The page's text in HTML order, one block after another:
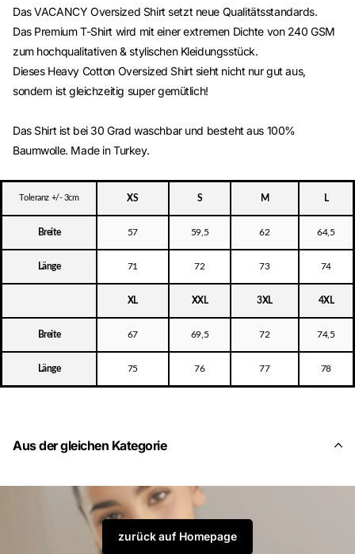
Das VACANCY Oversized Shirt setzt neue Qualitätsstandards.
Das Premium T-Shirt wird mit einer extremen Dichte von 240 GSM
zum hochqualitativen & stylischen Kleidungsstück.
Dieses Heavy Cotton Oversized Shirt sieht nicht nur gut aus,
sondern ist gleichzeitig super gemütlich!
Das Shirt ist bei 30 Grad waschbar und besteht aus 100%
Baumwolle. Made in Turkey.
Toleranz +/- 3cm XS S M L
Breite 57 59,5 62 64,5
Länge 71 72 73 74
XL XXL 3XL 4XL
Breite 67 69,5 72 74,5
Länge 75 76 77 78
Aus der gleichen Kategorie
zurück auf Homepage